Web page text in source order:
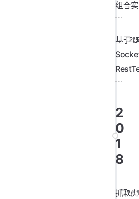
组合
2/
基于
2
0
1
8
11/
抓取